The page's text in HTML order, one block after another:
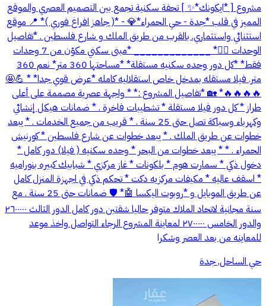
مشروع [ *ايكونك*✨ ] تحفة سكنية تجمع بين التصميم العصري والموقع
المميز في قلب *جدة - حي الحمراء*💎 - *( جاهز افراغ فوري )* 📍 موقع
استثنائي واستثماري. بالقرب من طريق الملك و شارع فلسطين . *تفاصيل
الوحدات 👇🏻* _____________ *مبنى سكني مكوّن من 7 وحدات
فقط* *كل دور وحده سكنيه مستقلة* *مساحتها 360 متر* نعم 360
متر. فيلا مستقله بمدخل خاص استقلاليه كامله *عرض قوي جدا* * 💪🤩
🔥🔥🔥🔥* 🏡 *تفاصيل المشروع :* * واجهة عصرية مصممة على أعلى
طراز * كل دور فيلا مستقلة * تشطيبات فاخرة . * ضمانات هيكل إنشائي
وكهرباء وسباكة تصل حتى 25 سنة . * قريب من جميع الخدمات . * يبعد
خطوات عن طريق الملك . * يبعد خطوات عن شارع فلسطين * ⁠كورنيش
الحمراء . * * يبعد خطوات من البحر * ⁠وحده سكنيه ( فيلا) دور كامل *
⁠دخول ذكي * ⁠سمارت هوم * ⁠بلكونات * ⁠غاز مركزي * ⁠شبابيك كبيره بنوراميه
* ⁠اسقف عاليه * ⁠مكيفات مركزيه دكت * ⁠تحكم ذكي في اجهزة المنزل كامل
عن طريق الموبايل و *روبوت اليكسا⁠ 🤖* 🛡️ ضمانات حتى 25 سنة . مع
سنة مجانية لاتحاد الملاك متوفر حاليا شقتين دور كامل الدور الثالث ٢٦٠٠٠٠٠
والدور الخامس ٢٧٠٠٠٠٠ لمعاينة المشروع الرجاء التواصل واخذ موعد
للمعاينه من بعد العصر وشكرا
حي الساحل, جدة